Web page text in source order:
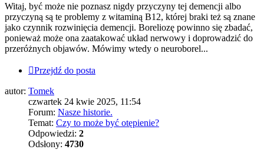
Witaj, być może nie poznasz nigdy przyczyny tej demencji albo
przyczyną są te problemy z witaminą B12, której braki też są znane
jako czynnik rozwinięcia demencji. Boreliozę powinno się zbadać,
ponieważ może ona zaatakować układ nerwowy i doprowadzić do
przeróżnych objawów. Mówimy wtedy o neuroborel...
Przejdź do posta
autor: Tomek
czwartek 24 kwie 2025, 11:54
Forum: Nasze historie.
Temat: Czy to może być otępienie?
Odpowiedzi: 2
Odsłony: 4730